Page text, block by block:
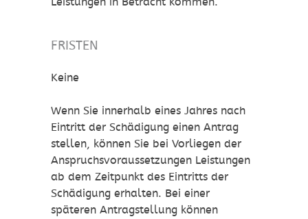
FRISTEN
Keine
Wenn Sie innerhalb eines Jahres nach
Eintritt der Schädigung einen Antrag
stellen, können Sie bei Vorliegen der
Anspruchsvoraussetzungen Leistungen
ab dem Zeitpunkt des Eintritts der
Schädigung erhalten. Bei einer
späteren Antragstellung können